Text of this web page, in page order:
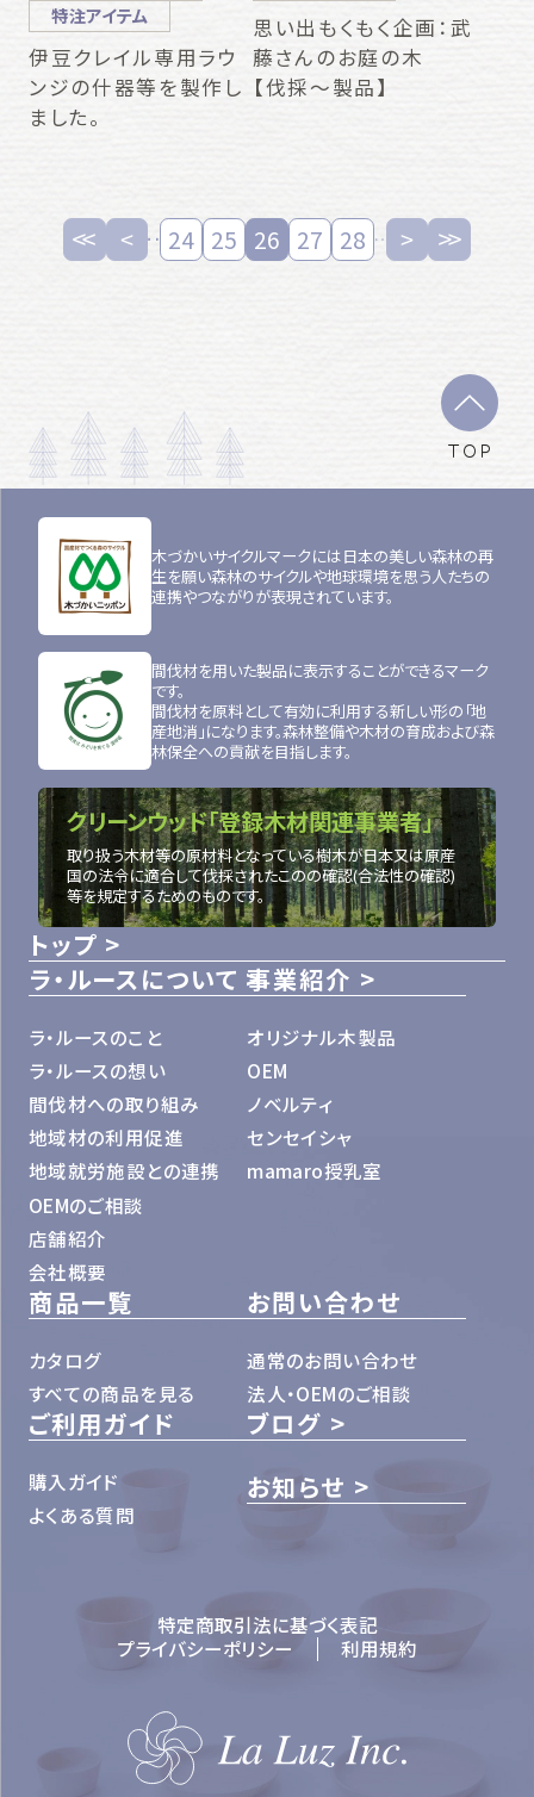
特注アイテム
伊豆クレイル専用ラウ
ンジの什器等を製作し
ました。
思い出もくもく企画：武
藤さんのお庭の木
【伐採～製品】
24 25 26 27 28
TOP
トップ
ラ・ルースについて
ラ・ルースのこと
ラ・ルースの想い
間伐材への取り組み
地域材の利用促進
地域就労施設との連携
OEMのご相談
店舗紹介
会社概要
事業紹介
オリジナル木製品
OEM
ノベルティ
センセイシャ
mamaro授乳室
商品一覧
カタログ
すべての商品を見る
お問い合わせ
通常のお問い合わせ
法人・OEMのご相談
ご利用ガイド
購入ガイド
よくある質問
ブログ
お知らせ
木づかいサイクルマークには日本の美しい森林の再
生を願い森林のサイクルや地球環境を思う人たちの
連携やつながりが表現されています。
間伐材を用いた製品に表示することができるマーク
です。
間伐材を原料として有効に利用する新しい形の「地
産地消」になります。森林整備や木材の育成および森
林保全への貢献を目指します。
クリーンウッド「登録木材関連事業者」
取り扱う木材等の原材料となっている樹木が日本又は原産
国の法令に適合して伐採されたこのの確認(合法性の確認)
等を規定するためのものです。
特定商取引法に基づく表記
プライバシーポリシー
利用規約